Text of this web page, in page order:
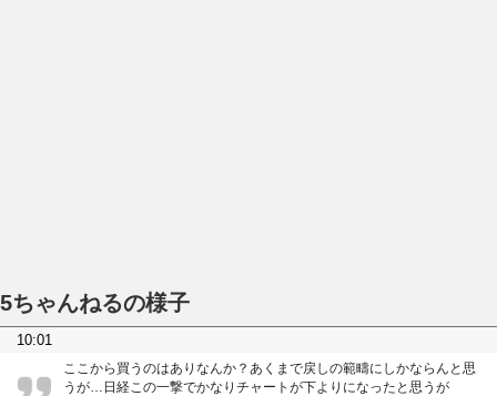
5ちゃんねるの様子
10:01
ここから買うのはありなんか？あくまで戻しの範疇にしかならんと思
うが…日経この一撃でかなりチャートが下よりになったと思うが